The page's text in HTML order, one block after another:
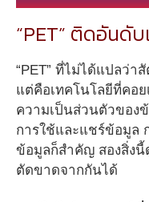
“PET” ติดอันดั
“PET” ที่ไม่ได้แปลว่า
แต่คือเทคโนโลยีที่คอย
ความเป็นส่วนตัวของ
การใช้และแชร์ข้อมูล
ข้อมูลก็สำคัญ สองสิ่งนี้
ตัดขาดจากกันได้